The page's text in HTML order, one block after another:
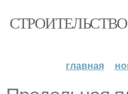
главная